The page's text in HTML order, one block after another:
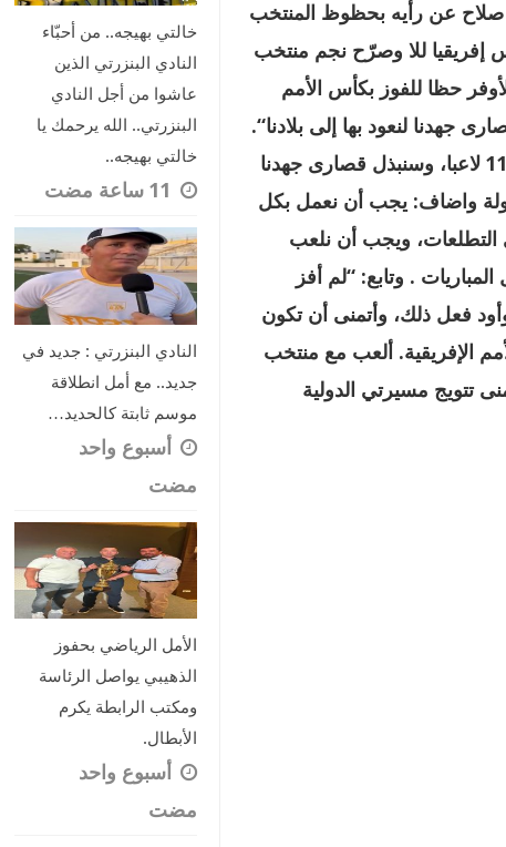
خالتي بهيجه.. من أحبّاء
النادي البنزرتي الذين
عاشوا من أجل النادي
البنزرتي.. الله يرحمك يا
خالتي بهيجه..
النادي البنزرتي : جديد في
جديد.. مع أمل انطلاقة
موسم ثابتة كالحديد…
‏أسبوع واحد
مضت
الأمل الرياضي بحفوز
الذهيبي يواصل الرئاسة
ومكتب الرابطة يكرم
الأبطال.
‏أسبوع واحد
مضت
عن رأيه بحظوظ المنتخب
للا وصرّح نجم منتخب
حظا للفوز بكأس الأمم
جهدنا لنعود بها إلى بلادنا“.
وأضاف “أنا لاعب ضمن 11 لاعبا، وسنبذل قصارى جهدنا
واضاف:يجب أن نعمل بكل
ويجب أن نلعب
. وتابع: “لم أفز
فعل ذلك، وأتمنى أن تكون
الإفريقية. ألعب مع منتخب
وأتمنى تتويج مسيرتي الدولية